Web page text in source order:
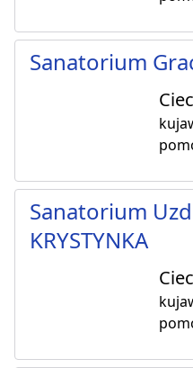
Sanatorium
Sanatorium
KRYSTYNKA